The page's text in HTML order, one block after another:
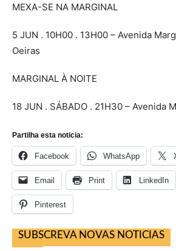
MEXA-SE NA MARGINAL
5 JUN . 10H00 . 13H00 – Avenida
Oeiras
MARGINAL À NOITE
18 JUN . SÁBADO . 21H30 – Avenida
Partilha esta noticia:
Facebook WhatsApp
Email Print LinkedIn
Pinterest
SUBSCREVA NOVAS NOTICIAS